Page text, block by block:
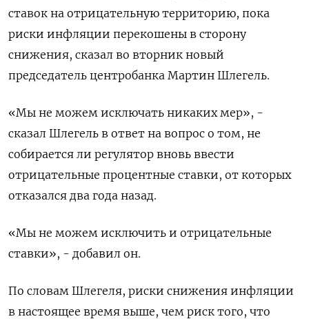
ставок на отрицательную территорию, пока
риски инфляции перекошены в сторону
снижения, сказал во вторник новый
председатель центробанка Мартин Шлегель.
«Мы не можем исключать никаких мер», -
сказал Шлегель в ответ на вопрос о том, не
собирается ли регулятор вновь ввести
отрицательные процентные ставки, от которых
отказался два года назад.
«Мы не можем исключить и отрицательные
ставки», - добавил он.
По словам Шлегеля, риски снижения инфляции
в настоящее время выше, чем риск того, что